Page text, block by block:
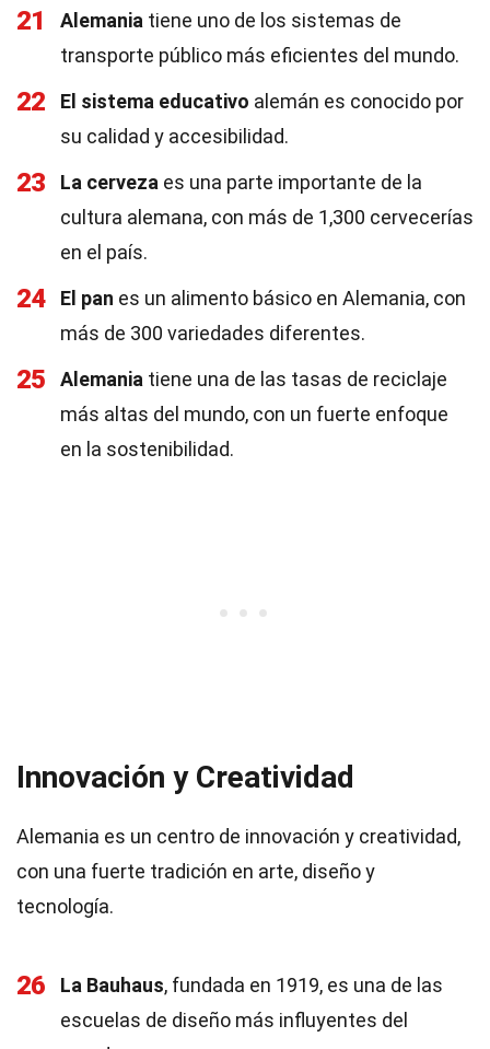
21 Alemania tiene uno de los sistemas de
transporte público más eficientes del mundo.
22 El sistema educativo alemán es conocido por
su calidad y accesibilidad.
23 La cerveza es una parte importante de la
cultura alemana, con más de 1,300 cervecerías
en el país.
24 El pan es un alimento básico en Alemania, con
más de 300 variedades diferentes.
25 Alemania tiene una de las tasas de reciclaje
más altas del mundo, con un fuerte enfoque
en la sostenibilidad.
Innovación y Creatividad
Alemania es un centro de innovación y creatividad,
con una fuerte tradición en arte, diseño y
tecnología.
26 La Bauhaus, fundada en 1919, es una de las
escuelas de diseño más influyentes del